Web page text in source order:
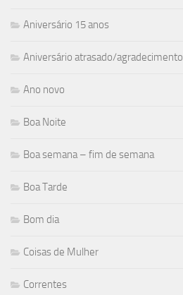
Aniversário 15 anos
Aniversário atrasado/agradecimento
Ano novo
Boa Noite
Boa semana – fim de semana
Boa Tarde
Bom dia
Coisas de Mulher
Correntes